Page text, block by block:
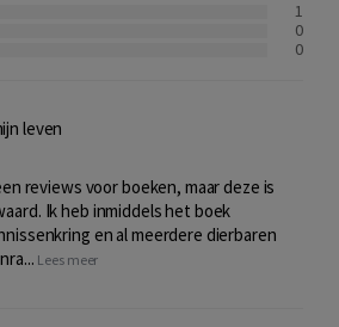
1
0
0
leven
reviews voor boeken, maar deze is
Ik heb inmiddels het boek
en al meerdere dierbaren
Lees meer